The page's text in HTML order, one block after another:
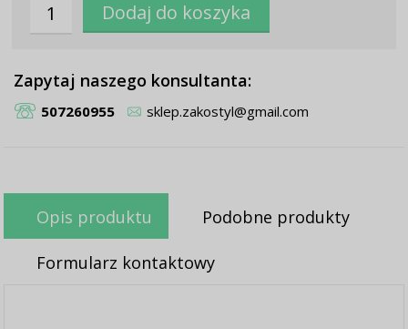
Zapytaj naszego konsultanta:
507260955 sklep.zakostyl@gmail.com
Opis produktu Podobne produkty
Formularz kontaktowy